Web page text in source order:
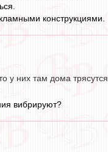
конструкциями.
у них там дома трясутся
вибрируют?